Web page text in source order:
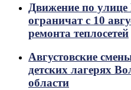
Движение по
ограничат с 10
ремонта теплосетей
Августовские
детских лагерях
области